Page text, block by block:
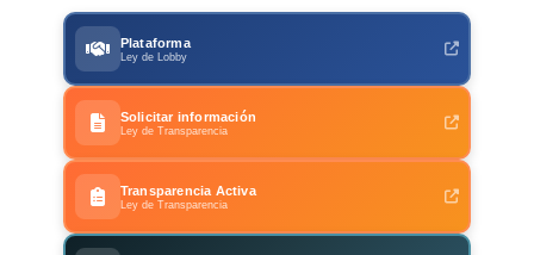
Plataforma
Ley de Lobby
Solicitar información
Ley de Transparencia
Transparencia Activa
Ley de Transparencia